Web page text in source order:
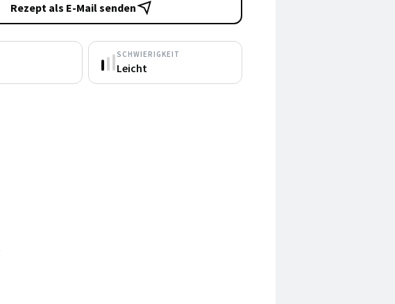
Rezept als E-Mail senden
SCHWIERIGKEIT
Leicht